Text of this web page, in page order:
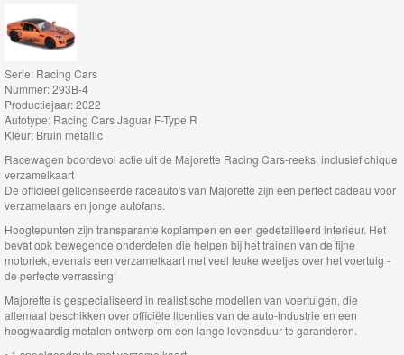
Along
Thomas
de
trein
hout
Thomas
Adventures
Thomas
de
Trein
Accessoires
Serie: Racing Cars
Nummer: 293B-4
Productiejaar: 2022
Autotype: Racing Cars Jaguar F-Type R
Kleur: Bruin metallic
Racewagen boordevol actie uit de Majorette Racing Cars-reeks, inclusief chique
verzamelkaart
De officieel gelicenseerde raceauto's van Majorette zijn een perfect cadeau voor
verzamelaars en jonge autofans.
Hoogtepunten zijn transparante koplampen en een gedetailleerd interieur. Het
bevat ook bewegende onderdelen die helpen bij het trainen van de fijne
motoriek, evenals een verzamelkaart met veel leuke weetjes over het voertuig -
de perfecte verrassing!
Majorette is gespecialiseerd in realistische modellen van voertuigen, die
allemaal beschikken over officiële licenties van de auto-industrie en een
hoogwaardig metalen ontwerp om een ​​lange levensduur te garanderen.